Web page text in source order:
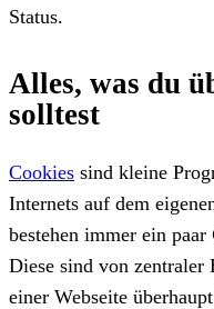
Status.
Alles, was du
solltest
Cookies sind kleine
Internets auf dem
bestehen immer ein paar
Diese sind von zentraler
einer Webseite